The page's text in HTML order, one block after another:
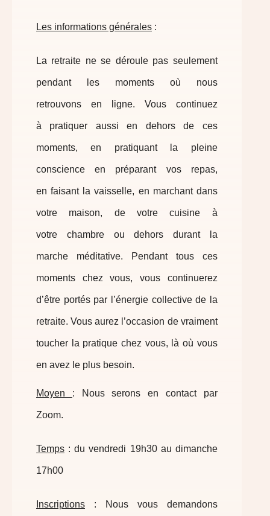
Les informations générales :
La retraite ne se déroule pas seulement
pendant les moments où nous
retrouvons en ligne. Vous continuez
à pratiquer aussi en dehors de ces
moments, en pratiquant la pleine
conscience en préparant vos repas,
en faisant la vaisselle, en marchant dans
votre maison, de votre cuisine à
votre chambre ou dehors durant la
marche méditative. Pendant tous ces
moments chez vous, vous continuerez
d’être portés par l’énergie collective de la
retraite. Vous aurez l’occasion de vraiment
toucher la pratique chez vous, là où vous
en avez le plus besoin.
Moyen : Nous serons en contact par
Zoom.
Temps : du vendredi 19h30 au dimanche
17h00
Inscriptions : Nous vous demandons